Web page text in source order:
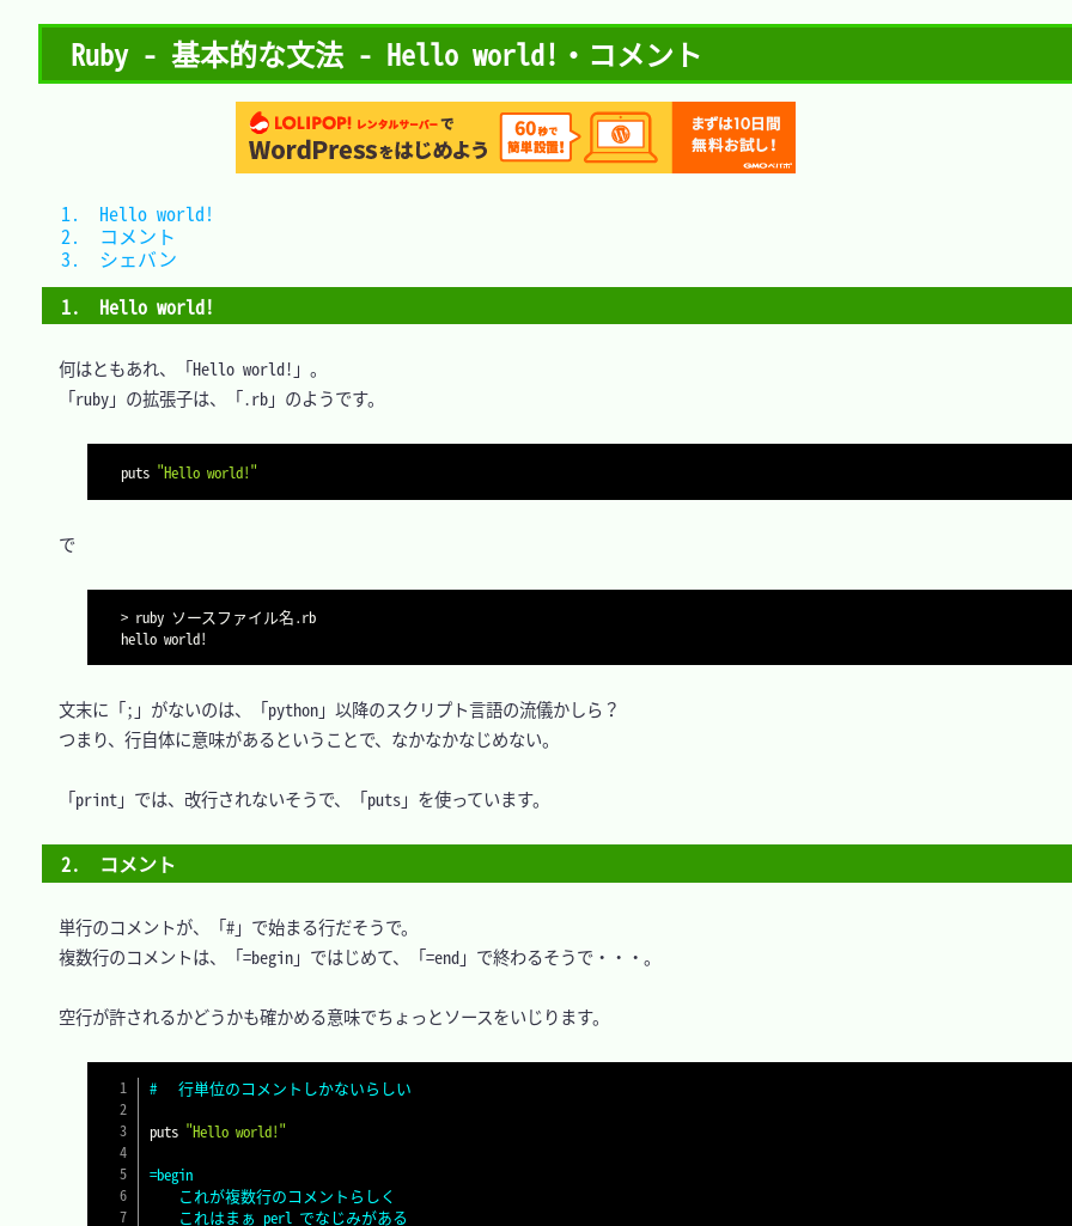
Ruby - 基本的な文法 - Hello world!・コメント
1.　Hello world!
何はともあれ、「Hello world!」。
「ruby」の拡張子は、「.rb」のようです。
puts "Hello world!"
で
> ruby ソースファイル名.rb
hello world!
文末に「;」がないのは、「python」以降のスクリプト言語の流儀かしら？
つまり、行自体に意味があるということで、なかなかなじめない。
「print」では、改行されないそうで、「puts」を使っています。
2.　コメント
単行のコメントが、「#」で始まる行だそうで。
複数行のコメントは、「=begin」ではじめて、「=end」で終わるそうで・・・。
空行が許されるかどうかも確かめる意味でちょっとソースをいじります。
#	行単位のコメントしかないらしい
puts "Hello world!"
=begin